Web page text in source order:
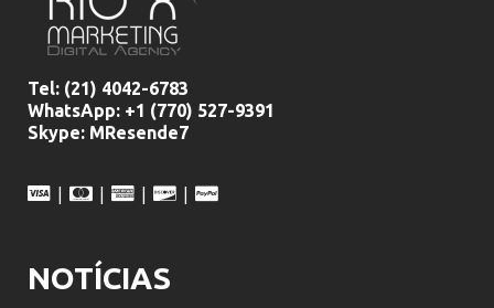
Tel: (21) 4042-6783
WhatsApp: +1 (770) 527-9391
Skype: MResende7
| | | |
NOTÍCIAS